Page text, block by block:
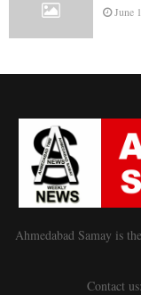
June
Ahmedabad Samay is
Contact us: